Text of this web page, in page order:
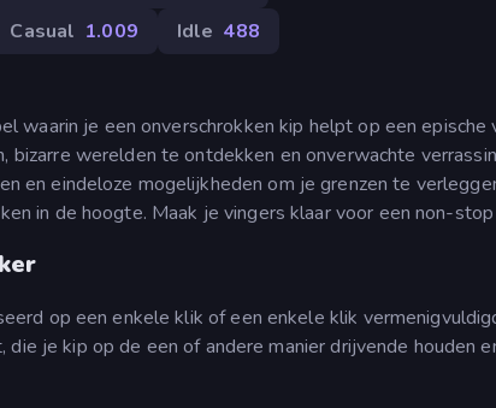
Casual 1.009 Idle 488
waarin je een onverschrokken kip helpt op een epische
bizarre werelden te ontdekken en onverwachte
en eindeloze mogelijkheden om je grenzen te
in de hoogte. Maak je vingers klaar voor een non-
op een enkele klik of een enkele klik
je kip op de een of andere manier drijvende houden